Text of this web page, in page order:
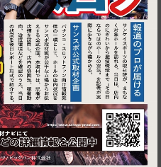
ルノア日野 2階